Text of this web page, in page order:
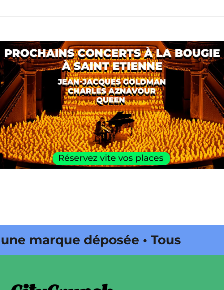
marque déposée • Tous droits